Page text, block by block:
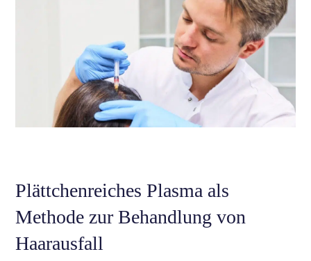
Plättchenreiches Plasma als
Methode zur Behandlung von
Haarausfall